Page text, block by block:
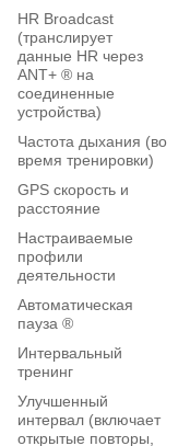
HR Broadcast
(транслирует
данные HR через
ANT+ ® на
соединенные
устройства)
Частота дыхания (во
время тренировки)
GPS скорость и
расстояние
Настраиваемые
профили
деятельности
Автоматическая
пауза ®
Интервальный
тренинг
Улучшенный
интервал (включает
открытые повторы,